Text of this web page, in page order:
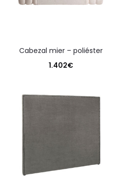
cabezal mier – poliéster
1.402€